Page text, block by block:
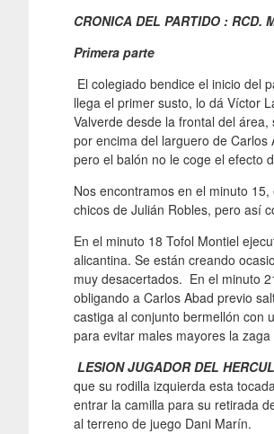
CRONICA DEL PARTIDO : RCD.
Primera parte
El colegiado bendice el inicio del
llega el primer susto, lo dá Víctor
Valverde desde la frontal del
por encima del larguero de
pero el balón no le coge el efecto
Nos encontramos en el minuto
chicos de Julián Robles, pero así
En el minuto 18 Tofol Montiel
alicantina. Se están creando
muy desacertados. En el minuto
obligando a Carlos Abad previo
castiga al conjunto bermellón con
para evitar males mayores la
LESION JUGADOR DEL
que su rodilla izquierda esta
entrar la camilla para su retirada
al terreno de juego Dani Marín.